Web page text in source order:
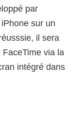
par
sur un
il sera
FaceTime via la
intégré dans